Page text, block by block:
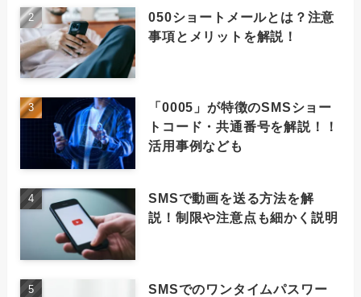
050ショートメールとは？注意
事項とメリットを解説！
「0005」が特徴のSMSショー
トコード・共通番号を解説！！
活用事例なども
SMSで動画を送る方法を解
説！制限や注意点も細かく説明
SMSでのワンタイムパスワー